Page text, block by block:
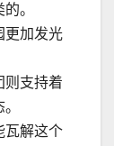
。
更加发光
则支持着
瓦解这个